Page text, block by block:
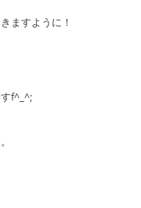
ますように！
f^_^;